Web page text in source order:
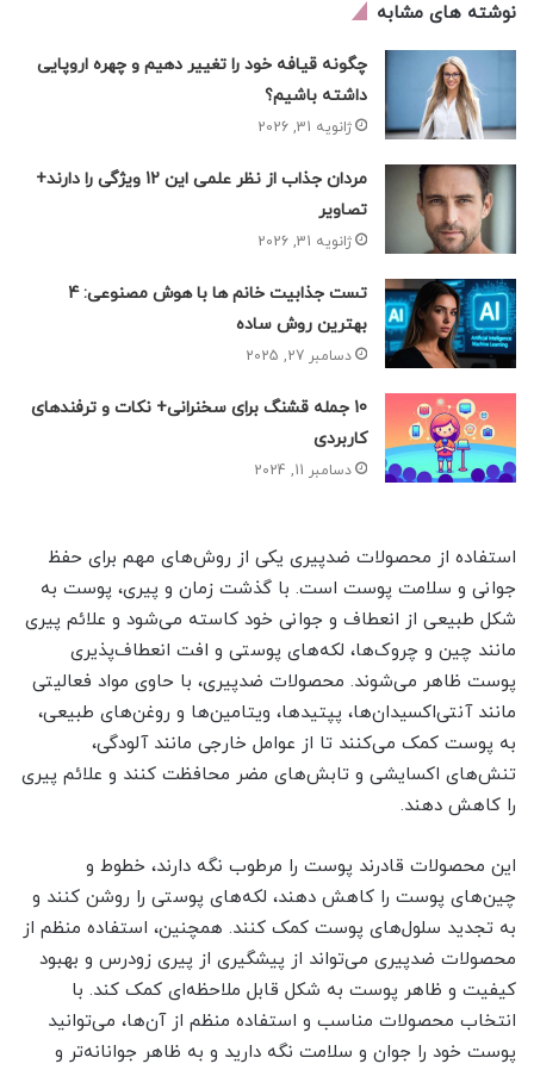
نوشته های مشابه
چگونه قیافه خود را تغییر دهیم و چهره اروپایی
داشته باشیم؟
ژانویه 31, 2026
مردان جذاب از نظر علمی این 12 ویژگی را دارند+
تصاویر
ژانویه 31, 2026
تست جذابیت خانم ها با هوش مصنوعی: 4
بهترین روش ساده
دسامبر 27, 2025
10 جمله قشنگ برای سخنرانی+ نکات و ترفندهای
کاربردی
دسامبر 11, 2024
استفاده از محصولات ضدپیری یکی از روش‌های مهم برای حفظ
جوانی و سلامت پوست است. با گذشت زمان و پیری، پوست به
شکل طبیعی از انعطاف و جوانی خود کاسته می‌شود و علائم پیری
مانند چین و چروک‌ها، لکه‌های پوستی و افت انعطاف‌پذیری
پوست ظاهر می‌شوند. محصولات ضدپیری، با حاوی مواد فعالیتی
مانند آنتی‌اکسیدان‌ها، پپتیدها، ویتامین‌ها و روغن‌های طبیعی،
به پوست کمک می‌کنند تا از عوامل خارجی مانند آلودگی،
تنش‌های اکسایشی و تابش‌های مضر محافظت کنند و علائم پیری
را کاهش دهند.
این محصولات قادرند پوست را مرطوب نگه دارند، خطوط و
چین‌های پوست را کاهش دهند، لکه‌های پوستی را روشن کنند و
به تجدید سلول‌های پوست کمک کنند. همچنین، استفاده منظم از
محصولات ضدپیری می‌تواند از پیشگیری از پیری زودرس و بهبود
کیفیت و ظاهر پوست به شکل قابل ملاحظه‌ای کمک کند. با
انتخاب محصولات مناسب و استفاده منظم از آن‌ها، می‌توانید
پوست خود را جوان و سلامت نگه دارید و به ظاهر جوانانه‌تر و